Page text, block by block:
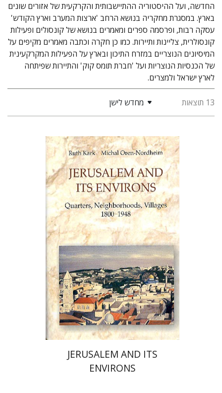
החדשה, ועל ההיסטוריה ההתיישבותית והקרקעית של אזורים שונים
בארץ. במסגרת מחקריה בנושא הרחב 'ארצות המערב וארץ הקודש'
עסקה רבות, ופרסמה ספרים ומאמרים בנושא של קונסולים ופעילות
קונסולרית, צליינות ותיירות. כמו כן חקרה וכתבה מאמרים מקיפים על
המיסיונים הנוצריים במזרח התיכון ובארץ על הפעילות המקרקעינית
של הכנסיות הנוצריות ועל 'חברת תומס קוק' והתיירות שפיתחה
לארץ ישראל ולמצרים.
13 תוצאות מחדש לישן
רות קרק מיכל אורן-נורדהיים
הנחת אתר ספר מודפס
$89
$80
JERUSALEM AND ITS
ENVIRONS